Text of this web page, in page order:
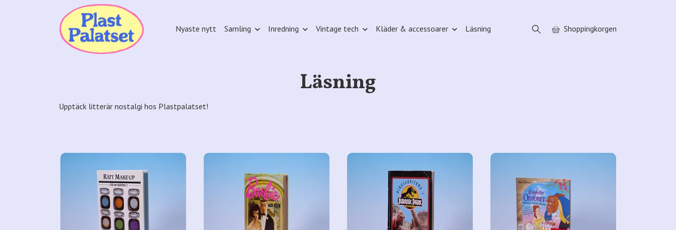
Nyaste nytt Samling Inredning Vintage tech Kläder & accessoarer Läsning Shoppingkorgen
Läsning
Upptäck litterär nostalgi hos Plastpalatset!